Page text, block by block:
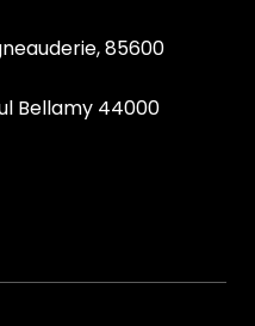
85600
Bellamy 44000